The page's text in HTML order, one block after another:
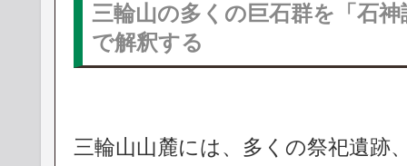
三輪山の多くの巨石群を「石
で解釈する
三輪山山麓には、多くの祭祀遺跡